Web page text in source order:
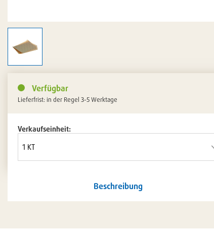
Verfügbar
Lieferfrist: in der Regel 3-5 Werktage
Verkaufseinheit:
Beschreibung